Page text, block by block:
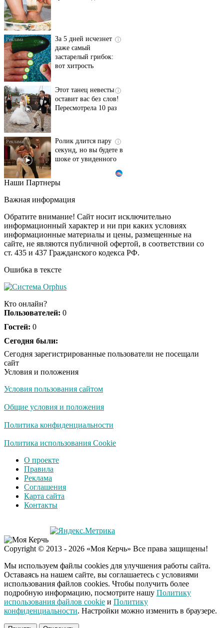
даже самый
застарелый грибок:
вот хитрость
оставит вас без слов!
Пересмотрела 10 раз
секунд, но вы будете в
шоке от увиденного
Ролик из Омска: вы
i
Ржу не переставая, это
видео пересмотришь
не раз
Скрытая камера на
их не видят...
Ролик длится
смеяться вы будете
Королева вагона
оставит равнодушным
Деньги придут
2026 году получит
Забывший о
патриотизме
Плющенко отправляет
Азербайджан
Наши Партнеры
Важная информация
Обратите внимание! Сайт носит исключительно
информационный характер и ни при каких условиях
информационные материалы и цены, размещенные на
сайте, не являются публичной офертой, в соответствии со
ст. 435 и 437 Гражданского кодекса РФ.
Ошибка в тексте
Кто онлайн?
Пользователей: 0
Гостей: 0
Сегодня были:
Сегодня зарегистрированные пользователи не посещали
сайт
Условия и положения
Условия пользования сайтом
Общие условия и положения
Политика конфиденциальности
Политика использования Cookie
О проекте
Правила
Реклама
Соглашения
Карта сайта
Контакты
Copyright © 2013 - 2026 «Моя Керчь» Все права защищены!
Мы используем файлы cookies для улучшения работы сайта.
Оставаясь на нашем сайте, вы соглашаетесь с условиями
использования файлов cookies. Чтобы получить более
подробную информацию, посмотрите нашу Политику
использования файлов cookie и Политику
конфиденциальности. Настройки можно изменить в браузере.